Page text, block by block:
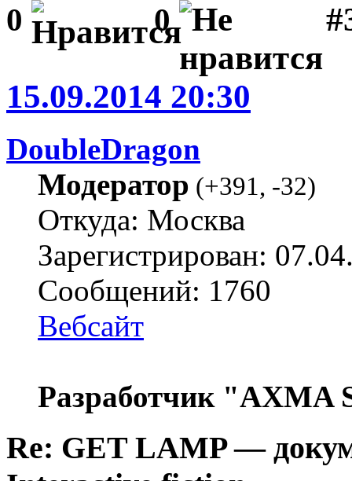
0 0
15.09.2014 20:30
DoubleDragon
Модератор (+391, -32)
Откуда: Москва
Зарегистрирован:
Сообщений: 1760
Вебсайт
Разработчик "AXMA
Re: GET LAMP —